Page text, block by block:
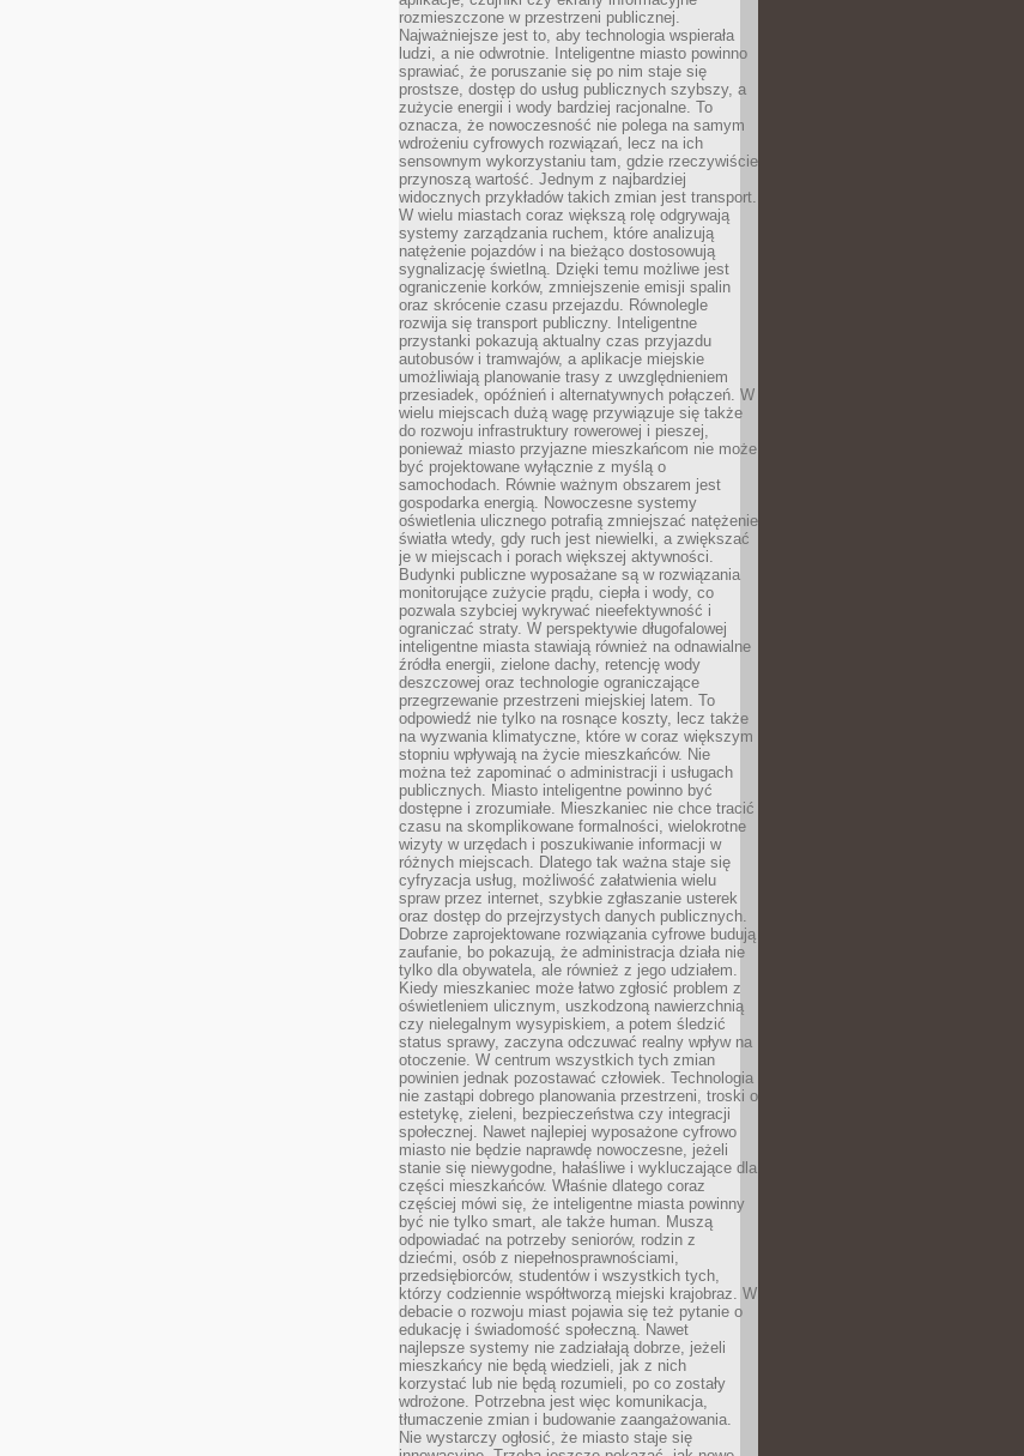
rozmieszczone w przestrzeni publicznej.
Najważniejsze jest to, aby technologia wspierała
ludzi, a nie odwrotnie. Inteligentne miasto powinno
sprawiać, że poruszanie się po nim staje się
prostsze, dostęp do usług publicznych szybszy, a
zużycie energii i wody bardziej racjonalne. To
oznacza, że nowoczesność nie polega na samym
wdrożeniu cyfrowych rozwiązań, lecz na ich
sensownym wykorzystaniu tam, gdzie rzeczywiście
przynoszą wartość. Jednym z najbardziej
widocznych przykładów takich zmian jest transport.
W wielu miastach coraz większą rolę odgrywają
systemy zarządzania ruchem, które analizują
natężenie pojazdów i na bieżąco dostosowują
sygnalizację świetlną. Dzięki temu możliwe jest
ograniczenie korków, zmniejszenie emisji spalin
oraz skrócenie czasu przejazdu. Równolegle
rozwija się transport publiczny. Inteligentne
przystanki pokazują aktualny czas przyjazdu
autobusów i tramwajów, a aplikacje miejskie
umożliwiają planowanie trasy z uwzględnieniem
przesiadek, opóźnień i alternatywnych połączeń. W
wielu miejscach dużą wagę przywiązuje się także
do rozwoju infrastruktury rowerowej i pieszej,
ponieważ miasto przyjazne mieszkańcom nie może
być projektowane wyłącznie z myślą o
samochodach. Równie ważnym obszarem jest
gospodarka energią. Nowoczesne systemy
oświetlenia ulicznego potrafią zmniejszać natężenie
światła wtedy, gdy ruch jest niewielki, a zwiększać
je w miejscach i porach większej aktywności.
Budynki publiczne wyposażane są w rozwiązania
monitorujące zużycie prądu, ciepła i wody, co
pozwala szybciej wykrywać nieefektywność i
ograniczać straty. W perspektywie długofalowej
inteligentne miasta stawiają również na odnawialne
źródła energii, zielone dachy, retencję wody
deszczowej oraz technologie ograniczające
przegrzewanie przestrzeni miejskiej latem. To
odpowiedź nie tylko na rosnące koszty, lecz także
na wyzwania klimatyczne, które w coraz większym
stopniu wpływają na życie mieszkańców. Nie
można też zapominać o administracji i usługach
publicznych. Miasto inteligentne powinno być
dostępne i zrozumiałe. Mieszkaniec nie chce tracić
czasu na skomplikowane formalności, wielokrotne
wizyty w urzędach i poszukiwanie informacji w
różnych miejscach. Dlatego tak ważna staje się
cyfryzacja usług, możliwość załatwienia wielu
spraw przez internet, szybkie zgłaszanie usterek
oraz dostęp do przejrzystych danych publicznych.
Dobrze zaprojektowane rozwiązania cyfrowe budują
zaufanie, bo pokazują, że administracja działa nie
tylko dla obywatela, ale również z jego udziałem.
Kiedy mieszkaniec może łatwo zgłosić problem z
oświetleniem ulicznym, uszkodzoną nawierzchnią
czy nielegalnym wysypiskiem, a potem śledzić
status sprawy, zaczyna odczuwać realny wpływ na
otoczenie. W centrum wszystkich tych zmian
powinien jednak pozostawać człowiek. Technologia
nie zastąpi dobrego planowania przestrzeni, troski o
estetykę, zieleni, bezpieczeństwa czy integracji
społecznej. Nawet najlepiej wyposażone cyfrowo
miasto nie będzie naprawdę nowoczesne, jeżeli
stanie się niewygodne, hałaśliwe i wykluczające dla
części mieszkańców. Właśnie dlatego coraz
częściej mówi się, że inteligentne miasta powinny
być nie tylko smart, ale także human. Muszą
odpowiadać na potrzeby seniorów, rodzin z
dziećmi, osób z niepełnosprawnościami,
przedsiębiorców, studentów i wszystkich tych,
którzy codziennie współtworzą miejski krajobraz. W
debacie o rozwoju miast pojawia się też pytanie o
edukację i świadomość społeczną. Nawet
najlepsze systemy nie zadziałają dobrze, jeżeli
mieszkańcy nie będą wiedzieli, jak z nich
korzystać lub nie będą rozumieli, po co zostały
wdrożone. Potrzebna jest więc komunikacja,
tłumaczenie zmian i budowanie zaangażowania.
Nie wystarczy ogłosić, że miasto staje się